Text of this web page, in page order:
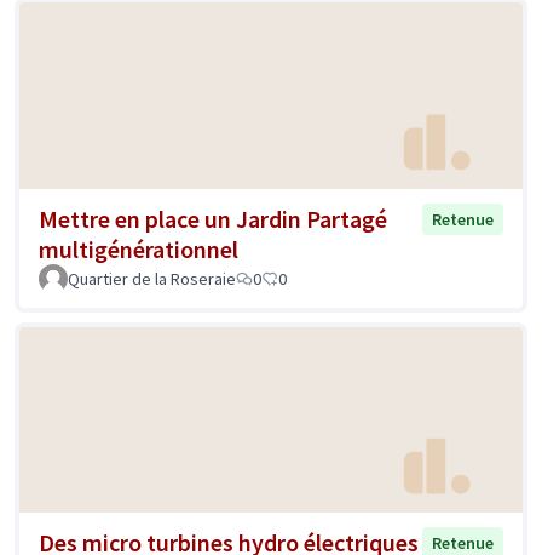
Mettre en place un Jardin Partagé
multigénérationnel
Retenue
Quartier de la Roseraie 0 0
Des micro turbines hydro électriques Retenue